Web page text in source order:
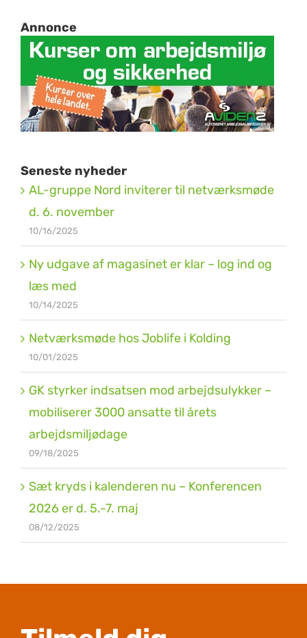
Annonce
Seneste nyheder
AL-gruppe Nord inviterer til netværksmøde
d. 6. november
10/16/2025
Ny udgave af magasinet er klar – log ind og
læs med
10/14/2025
Netværksmøde hos Joblife i Kolding
10/01/2025
GK styrker indsatsen mod arbejdsulykker –
mobiliserer 3000 ansatte til årets
arbejdsmiljødage
09/18/2025
Sæt kryds i kalenderen nu – Konferencen
2026 er d. 5.-7. maj
08/12/2025